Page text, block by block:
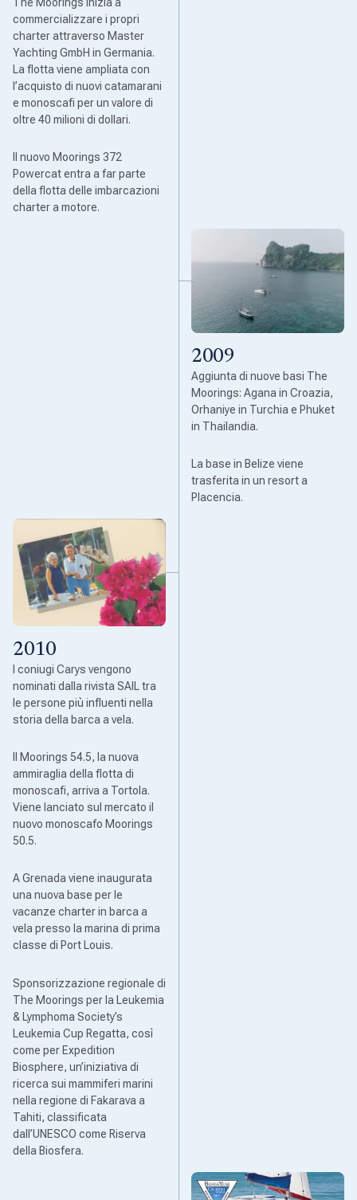
commercializzare i propri
charter attraverso Master
Yachting GmbH in Germania.
La flotta viene ampliata con
l’acquisto di nuovi catamarani
e monoscafi per un valore di
oltre 40 milioni di dollari.
Il nuovo Moorings 372
Powercat entra a far parte
della flotta delle imbarcazioni
charter a motore.
2009
Aggiunta di nuove basi The
Moorings: Agana in Croazia,
Orhaniye in Turchia e Phuket
in Thailandia.
La base in Belize viene
trasferita in un resort a
Placencia.
2010
I coniugi Carys vengono
nominati dalla rivista SAIL tra
le persone più influenti nella
storia della barca a vela.
Il Moorings 54.5, la nuova
ammiraglia della flotta di
monoscafi, arriva a Tortola.
Viene lanciato sul mercato il
nuovo monoscafo Moorings
50.5.
A Grenada viene inaugurata
una nuova base per le
vacanze charter in barca a
vela presso la marina di prima
classe di Port Louis.
Sponsorizzazione regionale di
The Moorings per la Leukemia
& Lymphoma Society’s
Leukemia Cup Regatta, così
come per Expedition
Biosphere, un’iniziativa di
ricerca sui mammiferi marini
nella regione di Fakarava a
Tahiti, classificata
dall’UNESCO come Riserva
della Biosfera.